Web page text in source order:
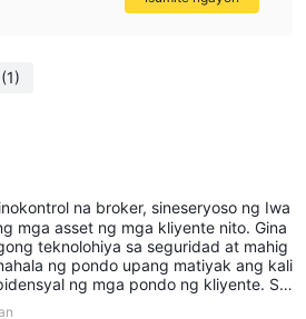
ng Account?
hakbang na ito:
account. Ang seksyong ito ay
ng account.
Form: Punan ang online
personal, pinansyal, at
na impormasyon. Siguruhing lahat
(1)
na broker, sineseryoso ng Iwa
mga asset ng mga kliyente nito. Gina
teknolohiya sa seguridad at mahig
ng pondo upang matiyak ang kali
ng mga pondo ng kliyente. Sa
ay mahusay bilang isang pinagkakat